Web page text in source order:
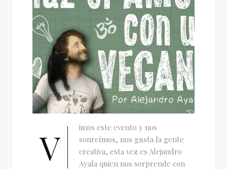
V
imos este evento y nos
sonreímos, nos gusta la gente
creativa, esta vez es Alejandro
Ayala quien nos sorprende con